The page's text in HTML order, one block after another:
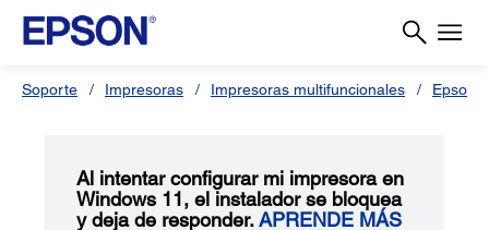
Soporte Impresoras Impresoras multifuncionales Epson
Al intentar configurar mi impresora en
Windows 11, el instalador se bloquea
y deja de responder.APRENDE MÁS